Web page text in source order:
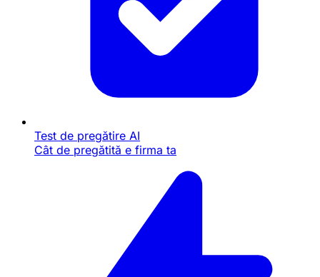
Test de pregătire AI
Cât de pregătită e firma ta